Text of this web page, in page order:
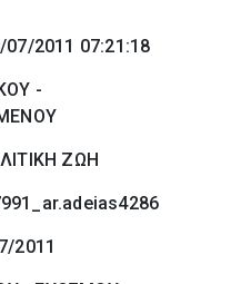
07/2011 07:21:18
-
ΖΩΗ
2011